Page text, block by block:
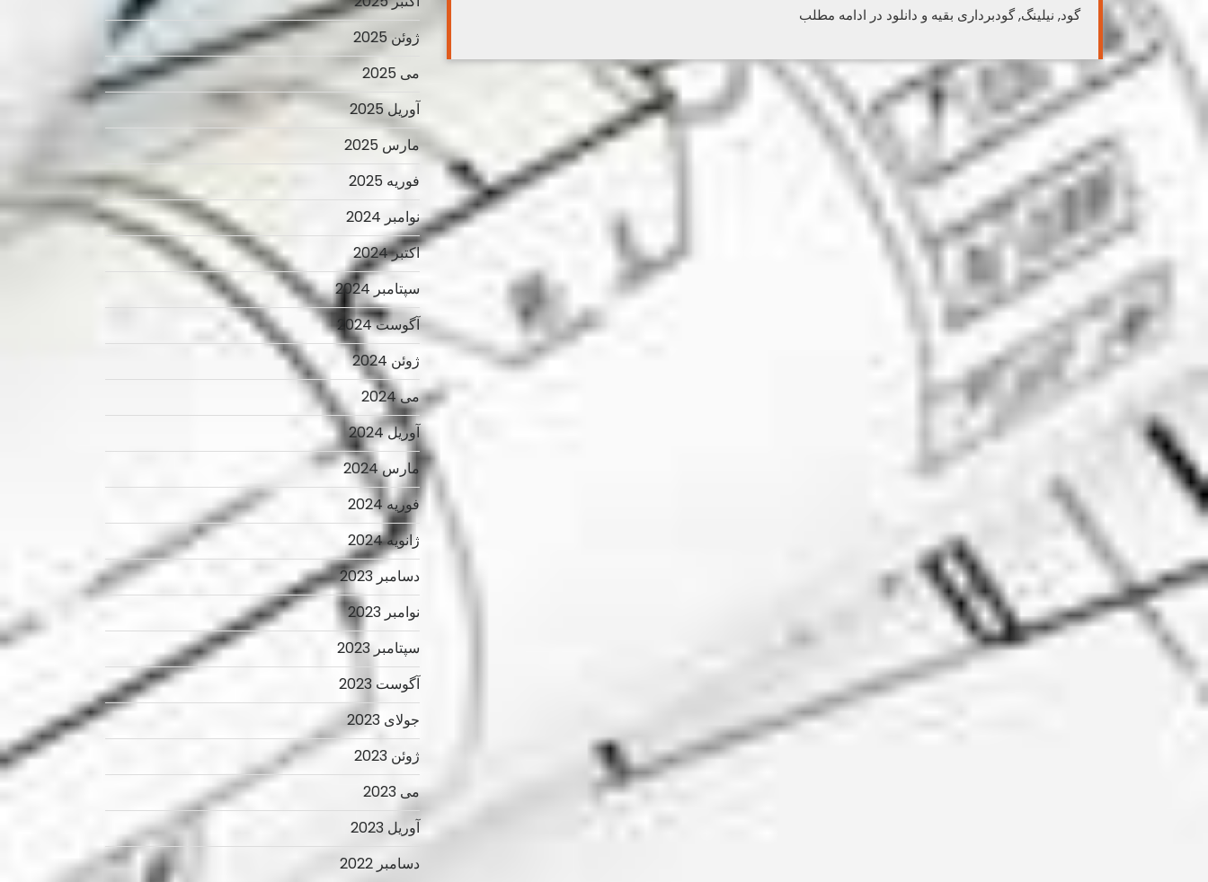
گود, نیلینگ, گودبرداری بقیه و دانلود در ادامه مطلب
ژوئن 2025
می 2025
آوریل 2025
مارس 2025
فوریه 2025
نوامبر 2024
اکتبر 2024
سپتامبر 2024
آگوست 2024
ژوئن 2024
می 2024
آوریل 2024
مارس 2024
فوریه 2024
ژانویه 2024
دسامبر 2023
نوامبر 2023
سپتامبر 2023
آگوست 2023
جولای 2023
ژوئن 2023
می 2023
آوریل 2023
دسامبر 2022